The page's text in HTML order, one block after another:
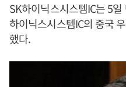
SK하이닉스시스템IC는 5
하이닉스시스템IC의 중국
했다.